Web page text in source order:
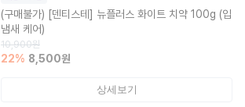
(구매불가) [덴티스테] 뉴플러스 화이트 치약 100g (입
냄새 케어)
10,900원
22% 8,500원
상세보기